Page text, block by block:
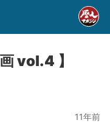
vol.4 】
11年前